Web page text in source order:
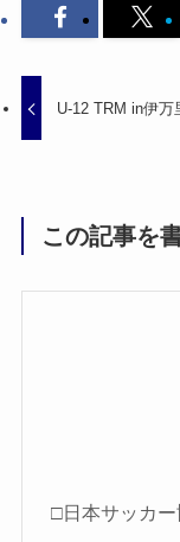
U-12 TRM in伊万
この記事を
□日本サッカ